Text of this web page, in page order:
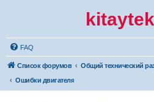
FAQ
Список форумов Общий технический
Ошибки двигателя